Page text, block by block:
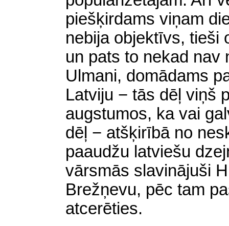
piešķirdams viņam
nebija objektīvs, tieši
un pats to nekad nav
Ulmani, domādams
Latviju − tās dēļ viņš
augstumos, ka vai
dēļ − atšķirībā no
paaudžu latviešu
vārsmās slavinājuši
Brežņevu, pēc tam
atcerēties.